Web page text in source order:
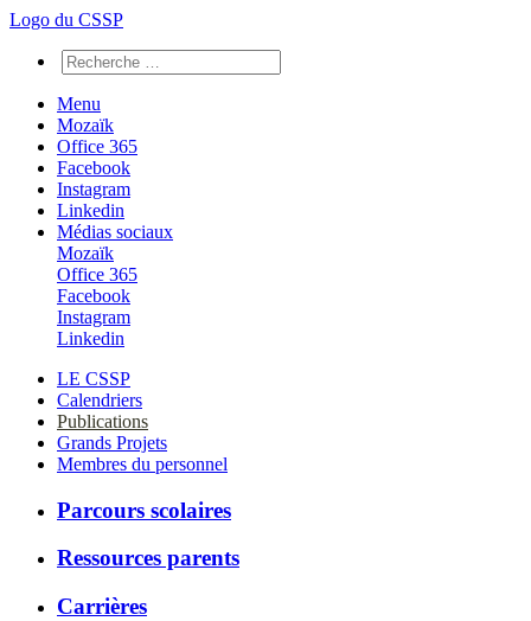
Logo du CSSP
Menu
Mozaïk
Office 365
Facebook
Instagram
Linkedin
Médias sociaux
Mozaïk
Office 365
Facebook
Instagram
Linkedin
LE CSSP
Calendriers
Publications
Grands Projets
Membres du personnel
Parcours scolaires
Ressources parents
Carrières